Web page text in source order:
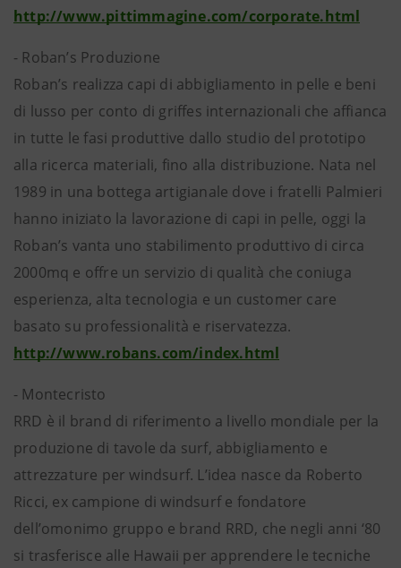
http://www.pittimmagine.com/corporate.html
- Roban’s Produzione
Roban’s realizza capi di abbigliamento in pelle e beni
di lusso per conto di griffes internazionali che affianca
in tutte le fasi produttive dallo studio del prototipo
alla ricerca materiali, fino alla distribuzione. Nata nel
1989 in una bottega artigianale dove i fratelli Palmieri
hanno iniziato la lavorazione di capi in pelle, oggi la
Roban’s vanta uno stabilimento produttivo di circa
2000mq e offre un servizio di qualità che coniuga
esperienza, alta tecnologia e un customer care
basato su professionalità e riservatezza.
http://www.robans.com/index.html
- Montecristo
RRD è il brand di riferimento a livello mondiale per la
produzione di tavole da surf, abbigliamento e
attrezzature per windsurf. L’idea nasce da Roberto
Ricci, ex campione di windsurf e fondatore
dell’omonimo gruppo e brand RRD, che negli anni ‘80
si trasferisce alle Hawaii per apprendere le tecniche